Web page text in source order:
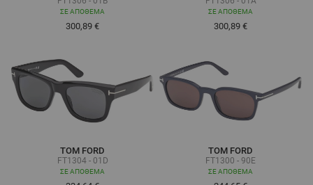
ΣΕ ΑΠΌΘΕΜΑ
300,89 €
ΣΕ ΑΠΌΘΕΜΑ
300,89 €
TOM FORD
FT1304 - 01D
ΣΕ ΑΠΌΘΕΜΑ
TOM FORD
FT1300 - 90E
ΣΕ ΑΠΌΘΕΜΑ